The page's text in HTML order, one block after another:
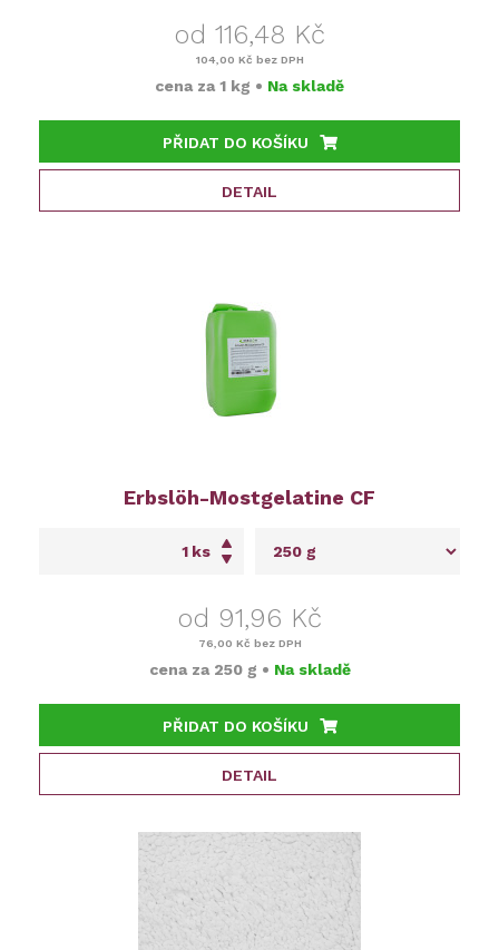
od 116,48 Kč
104,00 Kč bez DPH
cena za 1 kg • Na skladě
PŘIDAT DO KOŠÍKU
DETAIL
Erbslöh-Mostgelatine CF
ks
od 91,96 Kč
76,00 Kč bez DPH
cena za 250 g • Na skladě
PŘIDAT DO KOŠÍKU
DETAIL